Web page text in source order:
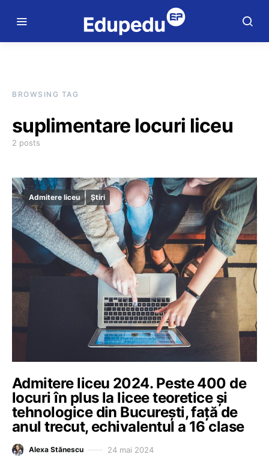
BROWSING TAG
suplimentare locuri liceu
2 posts
Admitere liceu Știri
Admitere liceu 2024. Peste 400 de
locuri în plus la licee teoretice și
tehnologice din București, față de
anul trecut, echivalentul a 16 clase
Alexa Stănescu 24 mai 2024